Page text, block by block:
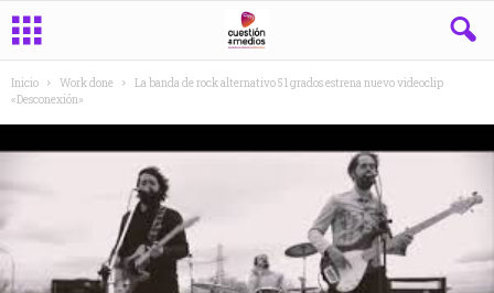
Inicio Work done
La banda de rock alternativo 51 grados estrena nuevo videoclip
«Desconexión»